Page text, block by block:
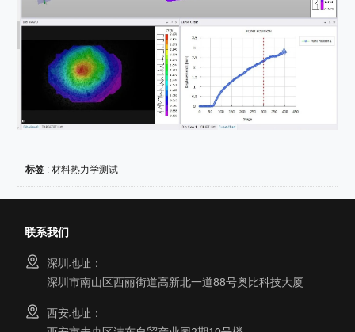
标签 :材料热力学测试
联系我们
深圳地址：
深圳市南山区西丽街道高新北一道88号奥比科技大厦
西安地址：